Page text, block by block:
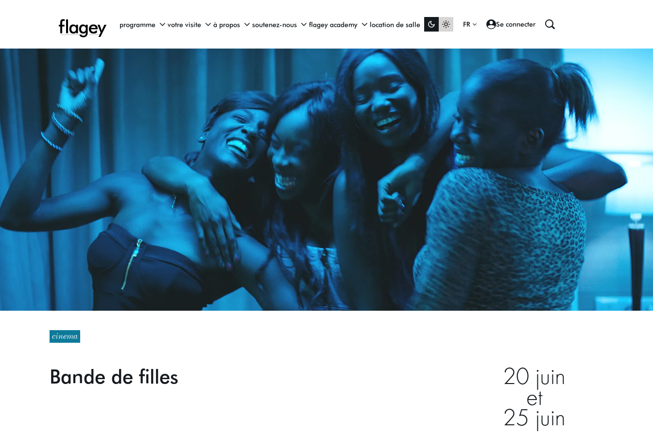
programme votre visite à propos soutenez-nous flagey academy location de salle FR Se connecter
cinema
Bande de filles
20 juin
et
25 juin